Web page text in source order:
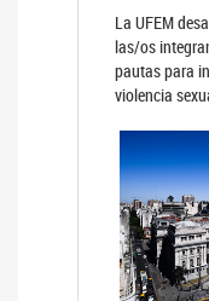
La UFEM
las/os
pautas para
violencia